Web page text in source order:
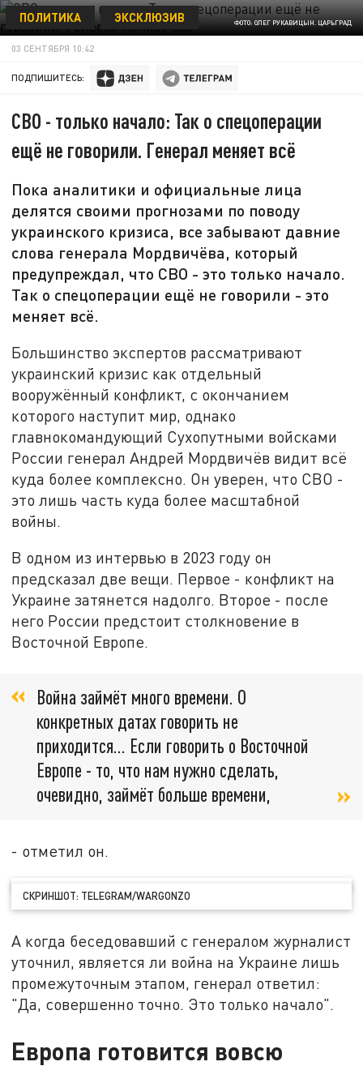
ФОТО: ОЛЕГ РУКАВИЦЫН. ЦАРЬГРАД
ПОЛИТИКА ЭКСКЛЮЗИВ
03 СЕНТЯБРЯ 10:42
ПОДПИШИТЕСЬ:
СВО - только начало: Так о спецоперации
ещё не говорили. Генерал меняет всё
Пока аналитики и официальные лица
делятся своими прогнозами по поводу
украинского кризиса, все забывают давние
слова генерала Мордвичёва, который
предупреждал, что СВО - это только начало.
Так о спецоперации ещё не говорили - это
меняет всё.
Большинство экспертов рассматривают
украинский кризис как отдельный
вооружённый конфликт, с окончанием
которого наступит мир, однако
главнокомандующий Сухопутными войсками
России генерал Андрей Мордвичёв видит всё
куда более комплексно. Он уверен, что СВО -
это лишь часть куда более масштабной
войны.
В одном из интервью в 2023 году он
предсказал две вещи. Первое - конфликт на
Украине затянется надолго. Второе - после
него России предстоит столкновение в
Восточной Европе.
Война займёт много времени. О
конкретных датах говорить не
приходится… Если говорить о Восточной
Европе - то, что нам нужно сделать,
очевидно, займёт больше времени,
- отметил он.
СКРИНШОТ: TELEGRAM/WARGONZO
А когда беседовавший с генералом журналист
уточнил, является ли война на Украине лишь
промежуточным этапом, генерал ответил:
"Да, совершенно точно. Это только начало".
Европа готовится вовсю